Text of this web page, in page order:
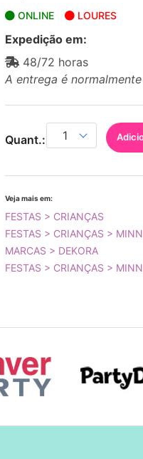
ONLINE LOURES
Expedição em:
48/72 horas
A entrega é
Quant.:
Veja mais em:
FESTAS > CRIANÇAS
FESTAS > CRIANÇAS >
MARCAS > DEKORA
FESTAS > CRIANÇAS >